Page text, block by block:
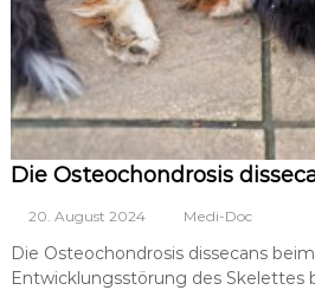
Die Osteochondrosis
20. August 2024 Medi-Doc
Die Osteochondrosis dissecans
Entwicklungsstörung des Skelettes